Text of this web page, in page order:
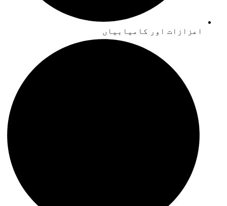
اعزازات اور کامیابیاں